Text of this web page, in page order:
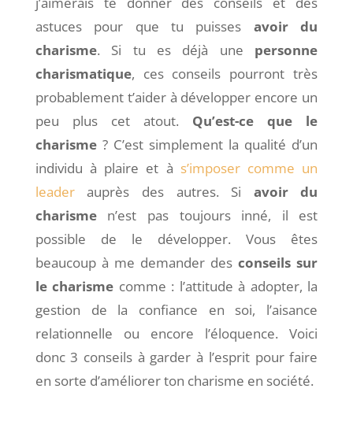
astuces pour que tu puisses avoir du
charisme. Si tu es déjà une personne
charismatique, ces conseils pourront très
probablement t’aider à développer encore un
peu plus cet atout. Qu’est-ce que le
charisme? C’est simplement la qualité d’un
individu à plaire et à s’imposer comme un
leaderauprès des autres. Si avoir du
charisme n’est pas toujours inné, il est
possible de le développer. Vous êtes
beaucoup à me demander desconseils sur
le charisme comme : l’attitude à adopter, la
gestion de la confiance en soi, l’aisance
relationnelle ou encore l’éloquence. Voici
donc 3 conseils à garder à l’esprit pour faire
en sorte d’améliorer ton charisme en société.